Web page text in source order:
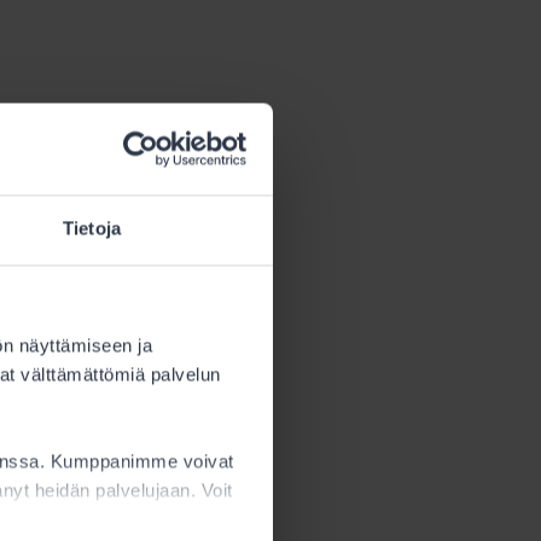
Tietoja
näyttämiseen ja
välttämättömiä palvelun
Kumppanimme voivat
heidän palvelujaan. Voit
määrä